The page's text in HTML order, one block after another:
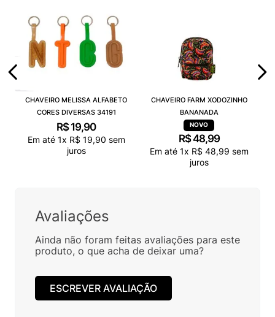
CHAVEIRO MELISSA ALFABETO
CORES DIVERSAS 34191
R$ 19,90
Em até 1x R$ 19,90 sem
juros
CHAVEIRO FARM XODOZINHO
BANANADA
R$48,99
Em até 1x R$ 48,99 sem
juros
Avaliações
Ainda não foram feitas avaliações para este
produto, o que acha de deixar uma?
ESCREVER AVALIAÇÃO